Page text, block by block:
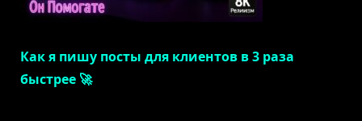
Как я пишу посты для клиентов в 3 раза
быстрее 🚀